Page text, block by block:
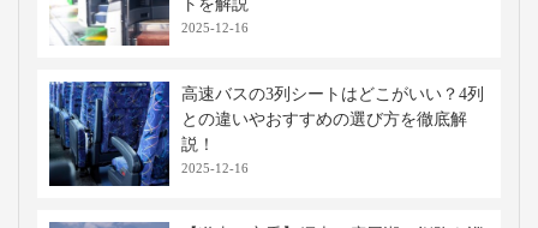
トを解説
2025-12-16
高速バスの3列シートはどこがいい？4列
との違いやおすすめの選び方を徹底解
説！
2025-12-16